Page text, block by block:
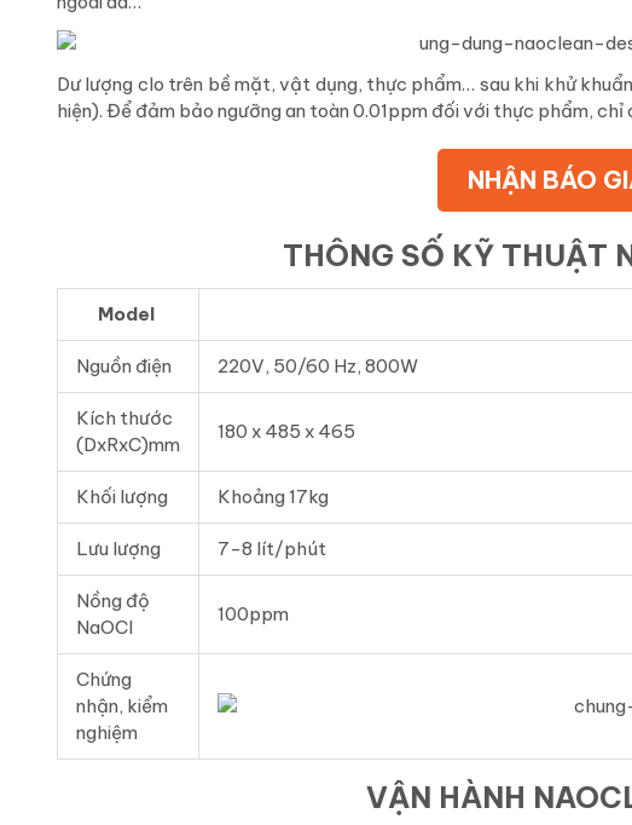
Dư lượng clo trên bề mặt, vật dụng, thực phẩm… sau khi khử
hiện). Để đảm bảo ngưỡng an toàn 0.01ppm đối với thực phẩm, chỉ
NHẬN BÁO
THÔNG SỐ KỸ THUẬT
Model
Nguồn điện 220V, 50/60 Hz, 800W
Kích thước
(DxRxC)mm
180 x 485 x 465
Khối lượng Khoảng 17kg
Lưu lượng 7-8 lít/phút
Nồng độ
NaOCl
100ppm
Chứng
nhận, kiểm
nghiệm
VẬN HÀNH